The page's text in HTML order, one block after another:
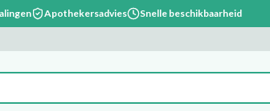
Apothekersadvies Snelle beschikbaarheid